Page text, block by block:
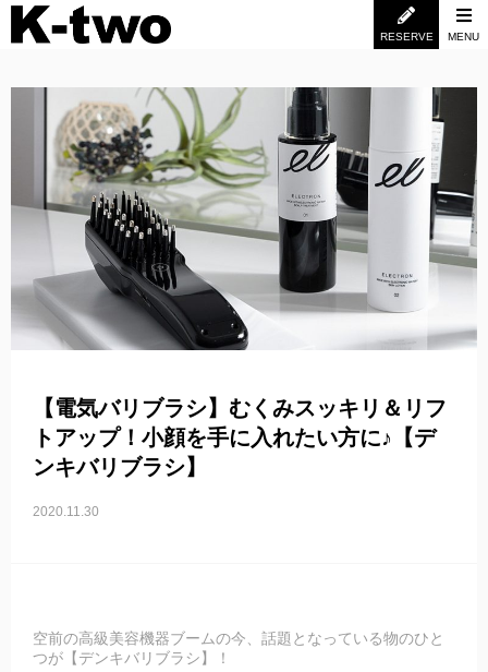
RESERVE MENU
【電気バリブラシ】むくみスッキリ＆リフ
トアップ！小顔を手に入れたい方に♪【デ
ンキバリブラシ】
2020.11.30
空前の高級美容機器ブームの今、話題となっている物のひと
つが【デンキバリブラシ】！